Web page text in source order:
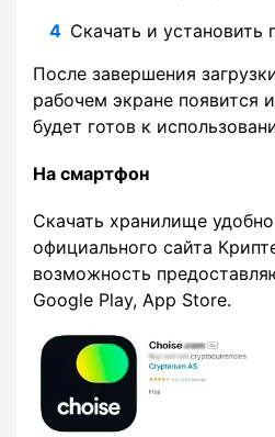
Скачать и установить
После завершения
рабочем экране появится
будет готов к
На смартфон
Скачать хранилище
официального сайта
возможность
Google Play, App Store.